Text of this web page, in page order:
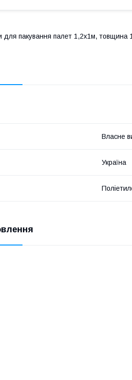
для пакування палет 1,2х1м,
Власне
Україна